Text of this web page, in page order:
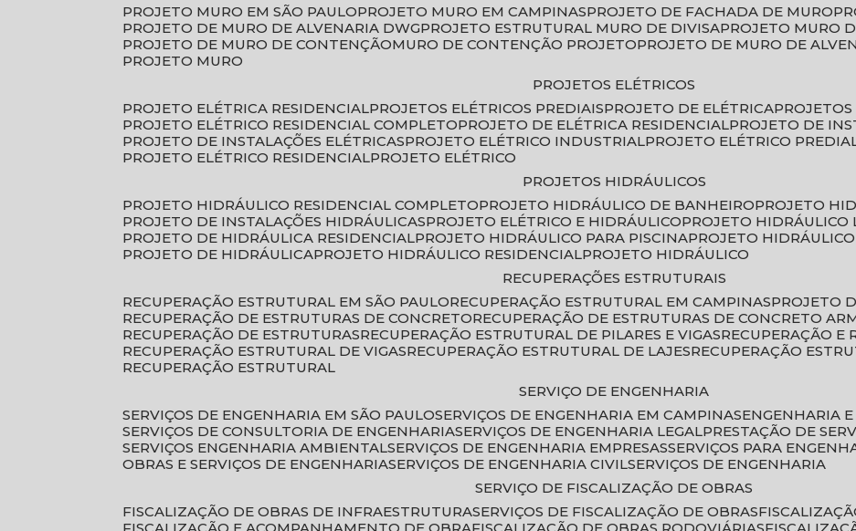
PROJETO MURO EM SÃO PAULO
PROJETO MURO EM CAMPINAS PROJETO DE FACHADA DE MURO
PROJETO DE MURO DE ALVENARIA DWG
PROJETO ESTRUTURAL MURO DE DIVISA
PROJETO MURO
PROJETO DE MURO DE CONTENÇÃO
MURO DE CONTENÇÃO PROJETO PROJETO DE MURO DE
PROJETO MURO
PROJETOS ELÉTRICOS
PROJETO ELÉTRICA RESIDENCIAL
PROJETOS ELÉTRICOS PREDIAIS PROJETO DE ELÉTRICA
PROJETO ELÉTRICO RESIDENCIAL COMPLETO
PROJETO DE ELÉTRICA RESIDENCIAL
PROJETO DE
PROJETO DE INSTALAÇÕES ELÉTRICAS
PROJETO ELÉTRICO INDUSTRIAL
PROJETO ELÉTRICO
PROJETO ELÉTRICO RESIDENCIAL
PROJETO ELÉTRICO
PROJETOS HIDRÁULICOS
PROJETO HIDRÁULICO RESIDENCIAL COMPLETO
PROJETO HIDRÁULICO DE BANHEIRO
PROJETO
PROJETO DE INSTALAÇÕES HIDRÁULICAS
PROJETO ELÉTRICO E HIDRÁULICO
PROJETO
PROJETO DE HIDRÁULICA RESIDENCIAL
PROJETO HIDRÁULICO PARA PISCINA
PROJETO
PROJETO DE HIDRÁULICA
PROJETO HIDRÁULICO RESIDENCIAL
PROJETO HIDRÁULICO
RECUPERAÇÕES ESTRUTURAIS
RECUPERAÇÃO ESTRUTURAL EM SÃO PAULO
RECUPERAÇÃO ESTRUTURAL EM CAMPINAS
PROJETO
RECUPERAÇÃO DE ESTRUTURAS DE CONCRETO
RECUPERAÇÃO DE ESTRUTURAS DE CONCRETO
RECUPERAÇÃO DE ESTRUTURAS
RECUPERAÇÃO ESTRUTURAL DE PILARES E VIGAS
RECUPERAÇÃO
RECUPERAÇÃO ESTRUTURAL DE VIGAS
RECUPERAÇÃO ESTRUTURAL DE LAJES
RECUPERAÇÃO
RECUPERAÇÃO ESTRUTURAL
SERVIÇO DE ENGENHARIA
SERVIÇOS DE ENGENHARIA EM SÃO PAULO SERVIÇOS DE ENGENHARIA EM CAMPINAS
ENGENHARIA
SERVIÇOS DE CONSULTORIA DE ENGENHARIA SERVIÇOS DE ENGENHARIA LEGAL
PRESTAÇÃO DE
SERVIÇOS ENGENHARIA AMBIENTAL SERVIÇOS DE ENGENHARIA EMPRESAS SERVIÇOS PARA
OBRAS E SERVIÇOS DE ENGENHARIA SERVIÇOS DE ENGENHARIA CIVIL SERVIÇOS DE ENGENHARIA
SERVIÇO DE FISCALIZAÇÃO DE OBRAS
FISCALIZAÇÃO DE OBRAS DE INFRAESTRUTURA SERVIÇOS DE FISCALIZAÇÃO DE OBRAS